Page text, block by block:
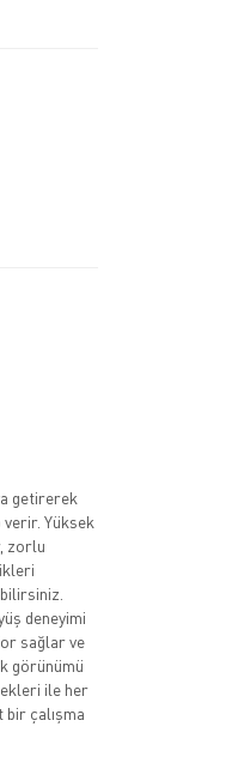
getirerek
Yüksek
zorlu
deneyimi
sağlar ve
görünümü
ile her
bir çalışma